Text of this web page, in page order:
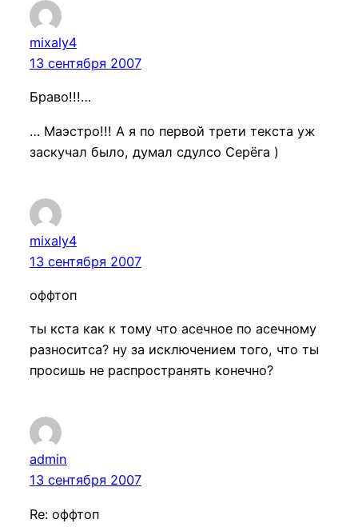
mixaly4
13 сентября 2007
Браво!!!…
… Маэстро!!! А я по первой трети текста уж
заскучал было, думал сдулсо Серёга )
mixaly4
13 сентября 2007
оффтоп
ты кста как к тому что асечное по асечному
разноситса? ну за исключением того, что ты
просишь не распространять конечно?
admin
13 сентября 2007
Re: оффтоп